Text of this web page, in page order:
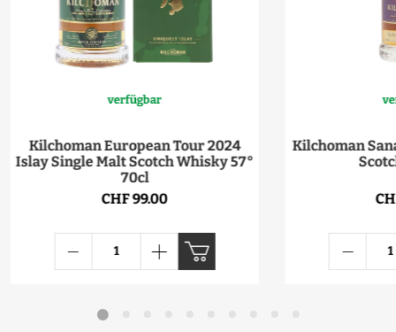
verfügbar
Kilchoman European Tour 2024
Islay Single Malt Scotch Whisky 57°
70cl
CHF 99.00
Kilchoman